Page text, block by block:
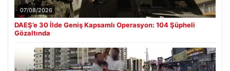
07/08/2026
DAEŞ’e 30 İlde Geniş Kapsamlı Operasyon: 104 Şüpheli
Gözaltında